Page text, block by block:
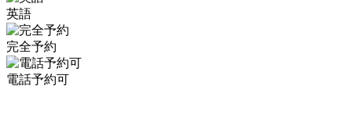
英語
完全予約
電話予約可